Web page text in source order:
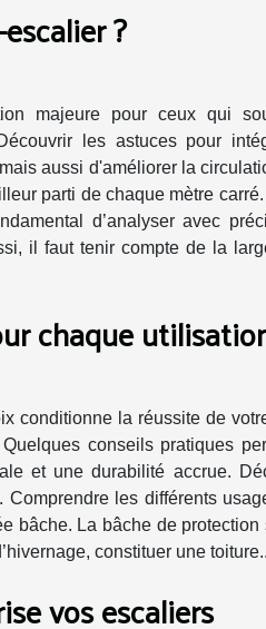
?
majeure pour ceux qui
les astuces pour
aussi d'améliorer la
parti de chaque mètre
d’analyser avec
il faut tenir compte de la
chaque
conditionne la réussite de
conseils pratiques
et une durabilité accrue.
les différents
bâche. La bâche de protection
constituer une
vos escaliers